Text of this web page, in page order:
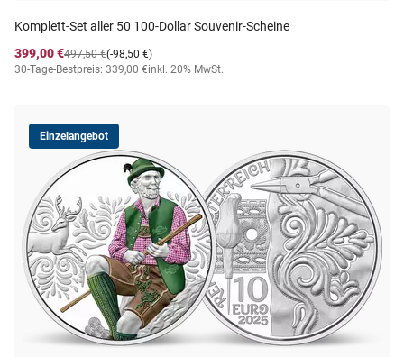
Komplett-Set aller 50 100-Dollar Souvenir-Scheine
399,00 €
(-98,50 €)
497,50 €
30-Tage-Bestpreis: 339,00 €inkl. 20% MwSt.
Einzelangebot